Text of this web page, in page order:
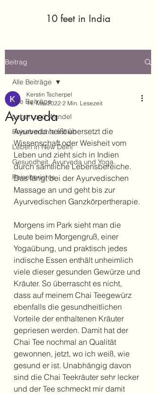
10 feet in India
Beitrag
Alle Beiträge
Leben und Wandel
Reiseberichte Indien
Leben in New Delhi
Gesundheit, Ayurveda und Yoga
Reiseberichte
Alle Beiträge
Ayurveda
Kerstin Tscherpel
14. Mai 2022 2 Min. Lesezeit
Ayurveda heißt übersetzt die
Wissenschaft oder Weisheit vom
Leben und zieht sich in Indien
durch sämtliche Lebensbereiche.
Das fängt bei der Ayurvedischen
Massage an und geht bis zur
Ayurvedischen Ganzkörpertherapie.
Morgens im Park sieht man die
Leute beim Morgengruß, einer
Yogaübung, und praktisch jedes
indische Essen enthält unheimlich
viele dieser gesunden Gewürze und
Kräuter. So überrascht es nicht,
dass auf meinem Chai Teegewürz
ebenfalls die gesundheitlichen
Vorteile der enthaltenen Kräuter
gepriesen werden. Damit hat der
Chai Tee nochmal an Qualität
gewonnen, jetzt, wo ich weiß, wie
gesund er ist. Unabhängig davon
sind die Chai Teekräuter sehr lecker
und der Tee schmeckt mir damit